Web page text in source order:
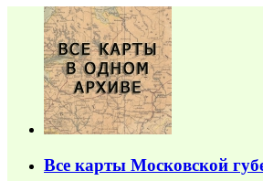
Все карты Московской